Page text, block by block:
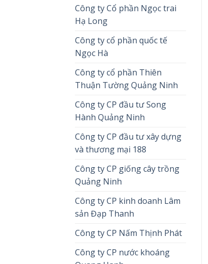
Công ty Cổ phần Ngọc trai
Hạ Long
Công ty cổ phần quốc tế
Ngọc Hà
Công ty cổ phần Thiên
Thuận Tường Quảng Ninh
Công ty CP đầu tư Song
Hành Quảng Ninh
Công ty CP đầu tư xây dựng
và thương mại 188
Công ty CP giống cây trồng
Quảng Ninh
Công ty CP kinh doanh Lâm
sản Đạp Thanh
Công ty CP Nấm Thịnh Phát
Công ty CP nước khoáng